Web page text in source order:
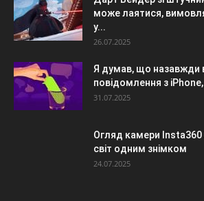
може лаятися,
у...
26.07.2025
Я думав, що назавжди
повідомлення з
31.07.2025
Огляд камери Insta360
світ одним знімком
24.07.2025